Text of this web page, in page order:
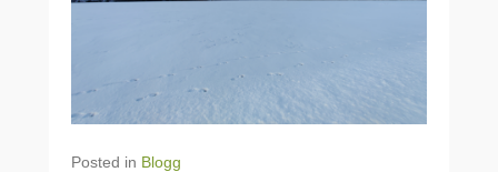
Posted in Blogg